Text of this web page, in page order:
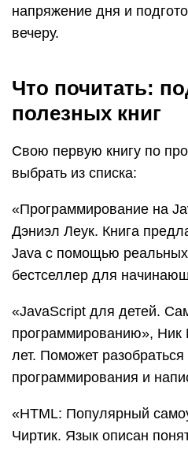
напряжение дня и
вечеру.
Что почитать:
полезных книг
Свою первую книгу по
выбрать из списка:
«Программирование на
Дэниэл Леук. Книга
Java с помощью
бестселлер для
«JavaScript для детей.
программированию», Ник
лет. Поможет
программирования и
«HTML: Популярный
Чиртик. Язык описан